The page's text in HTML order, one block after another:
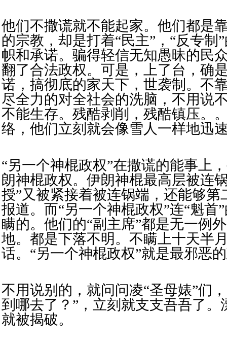
他们不撒谎就不能起家。他们都是
的宗教，却是打着“民主”，“反专制
帜和承诺。骗得轻信无知愚昧的民
翻了合法政权。可是，上了台，确
诺，搞彻底的家天下，世袭制。不
尽全力的对全社会的洗脑，不用说
不能生存。残酷剥削，残酷镇压。
络，他们立刻就会像雪人一样地迅
“另一个神棍政权”在撒谎的能事上
朗神棍政权。伊朗神棍最高层被连
授”又被紧接着被连锅端，还能够第
报道。而“另一个神棍政权”连“魁首
瞒的。他们的“副主席”都是无一例
地。 都是下落不明。不瞒上十天半
话。“另一个神棍政权”就是最邪恶
不用说别的，就问问凌“圣母婊”们
到哪去了？”，立刻就支支吾吾了。
就被揭破。